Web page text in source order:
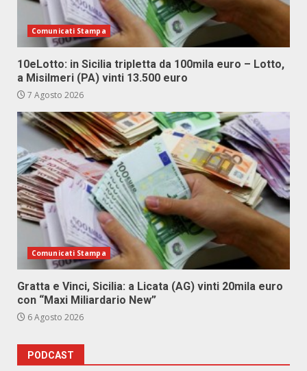
Comunicati Stampa
10eLotto: in Sicilia tripletta da 100mila euro – Lotto,
a Misilmeri (PA) vinti 13.500 euro
7 Agosto 2026
Comunicati Stampa
Gratta e Vinci, Sicilia: a Licata (AG) vinti 20mila euro
con “Maxi Miliardario New”
6 Agosto 2026
PODCAST